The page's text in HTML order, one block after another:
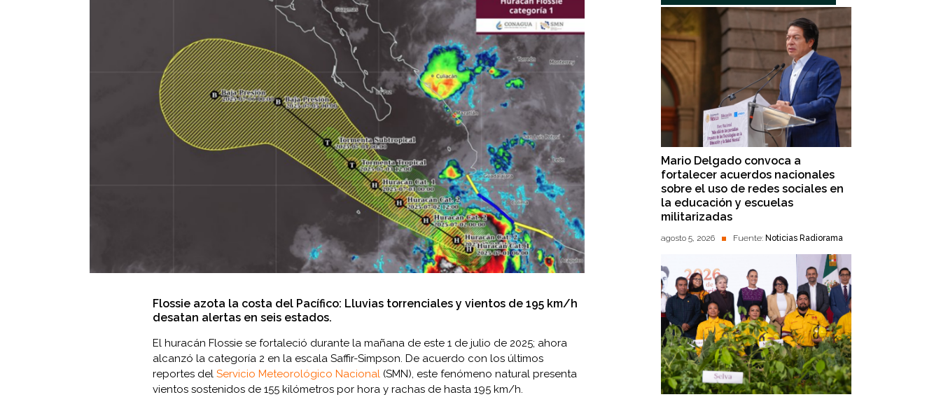
Flossie azota la costa del Pacífico: Lluvias torrenciales y vientos de 195 km/h
desatan alertas en seis estados.
El huracán Flossie se fortaleció durante la mañana de este 1 de julio de 2025; ahora
alcanzó la categoría 2 en la escala Saffir-Simpson. De acuerdo con los últimos
reportes del Servicio Meteorológico Nacional (SMN), este fenómeno natural presenta
vientos sostenidos de 155 kilómetros por hora y rachas de hasta 195 km/h.
Mario Delgado convoca a
fortalecer acuerdos nacionales
sobre el uso de redes sociales en
la educación y escuelas
militarizadas
agosto 5, 2026 Fuente: Noticias Radiorama